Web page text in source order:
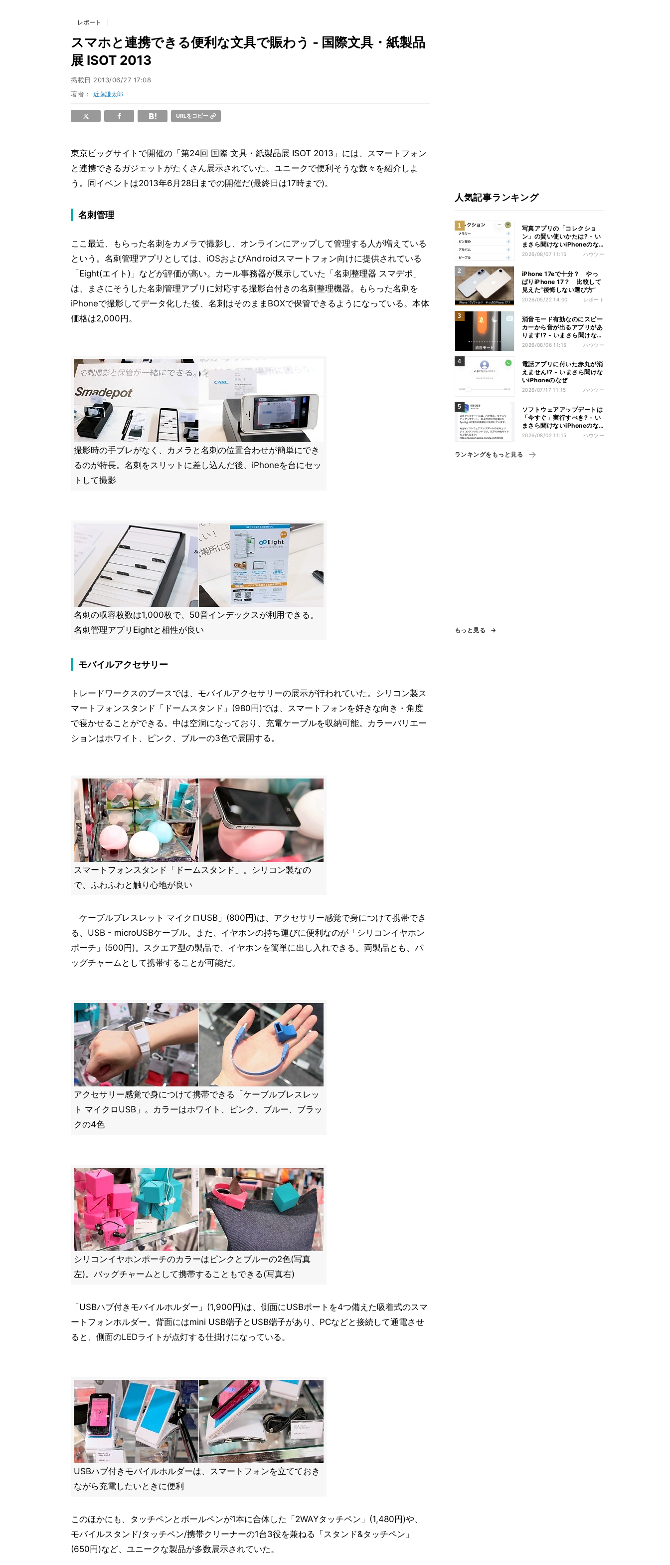
レポート
スマホと連携できる便利な文具で賑わう - 国際文具・紙製品
展 ISOT 2013
掲載日 2013/06/27 17:08
著者：近藤謙太郎
URLをコピー
東京ビッグサイトで開催の「第24回 国際 文具・紙製品展 ISOT 2013」には、スマートフォン
と連携できるガジェットがたくさん展示されていた。ユニークで便利そうな数々を紹介しよ
う。同イベントは2013年6月28日までの開催だ(最終日は17時まで)。
名刺管理
ここ最近、もらった名刺をカメラで撮影し、オンラインにアップして管理する人が増えている
という。名刺管理アプリとしては、iOSおよびAndroidスマートフォン向けに提供されている
「Eight(エイト)」などが評価が高い。カール事務器が展示していた「名刺整理器 スマデポ」
は、まさにそうした名刺管理アプリに対応する撮影台付きの名刺整理機器。もらった名刺を
iPhoneで撮影してデータ化した後、名刺はそのままBOXで保管できるようになっている。本体
価格は2,000円。
撮影時の手ブレがなく、カメラと名刺の位置合わせが簡単にでき
るのが特長。名刺をスリットに差し込んだ後、iPhoneを台にセッ
トして撮影
名刺の収容枚数は1,000枚で、50音インデックスが利用できる。
名刺管理アプリEightと相性が良い
モバイルアクセサリー
トレードワークスのブースでは、モバイルアクセサリーの展示が行われていた。シリコン製ス
マートフォンスタンド「ドームスタンド」(980円)では、スマートフォンを好きな向き・角度
で寝かせることができる。中は空洞になっており、充電ケーブルを収納可能。カラーバリエー
ションはホワイト、ピンク、ブルーの3色で展開する。
スマートフォンスタンド「ドームスタンド」。シリコン製なの
で、ふわふわと触り心地が良い
「ケーブルブレスレット マイクロUSB」(800円)は、アクセサリー感覚で身につけて携帯でき
る、USB - microUSBケーブル。また、イヤホンの持ち運びに便利なのが「シリコンイヤホン
ポーチ」(500円)。スクエア型の製品で、イヤホンを簡単に出し入れできる。両製品とも、バ
ッグチャームとして携帯することが可能だ。
アクセサリー感覚で身につけて携帯できる「ケーブルブレスレッ
ト マイクロUSB」。カラーはホワイト、ピンク、ブルー、ブラッ
クの4色
シリコンイヤホンポーチのカラーはピンクとブルーの2色(写真
左)。バッグチャームとして携帯することもできる(写真右)
「USBハブ付きモバイルホルダー」(1,900円)は、側面にUSBポートを4つ備えた吸着式のスマ
ートフォンホルダー。背面にはmini USB端子とUSB端子があり、PCなどと接続して通電させ
ると、側面のLEDライトが点灯する仕掛けになっている。
USBハブ付きモバイルホルダーは、スマートフォンを立てておき
ながら充電したいときに便利
このほかにも、タッチペンとボールペンが1本に合体した「2WAYタッチペン」(1,480円)や、
モバイルスタンド/タッチペン/携帯クリーナーの1台3役を兼ねる「スタンド&タッチペン」
(650円)など、ユニークな製品が多数展示されていた。
人気記事ランキング
写真アプリの「コレクショ
ン」の賢い使いかたは? - い
まさら聞けないiPhoneのな
ぜ
2026/08/07 11:15 ハウツー
iPhone 17eで十分？ やっ
ぱりiPhone 17？ 比較して
見えた“後悔しない選び方”
2026/05/22 14:00 レポート
消音モード有効なのにスピー
カーから音が出るアプリがあ
ります!? - いまさら聞けない
iPhoneのなぜ
2026/08/06 11:15 ハウツー
電話アプリに付いた赤丸が消
えません!? - いまさら聞けな
いiPhoneのなぜ
2026/07/17 11:15 ハウツー
ソフトウェアアップデートは
「今すぐ」実行すべき? - い
まさら聞けないiPhoneのな
ぜ
2026/08/02 11:15 ハウツー
ランキングをもっと見る
もっと見る